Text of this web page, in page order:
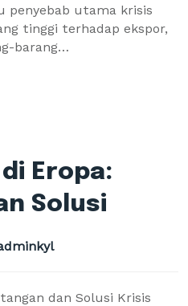
penyebab utama krisis
tinggi terhadap ekspor,
barang…
Eropa:
Solusi
dan Solusi Krisis